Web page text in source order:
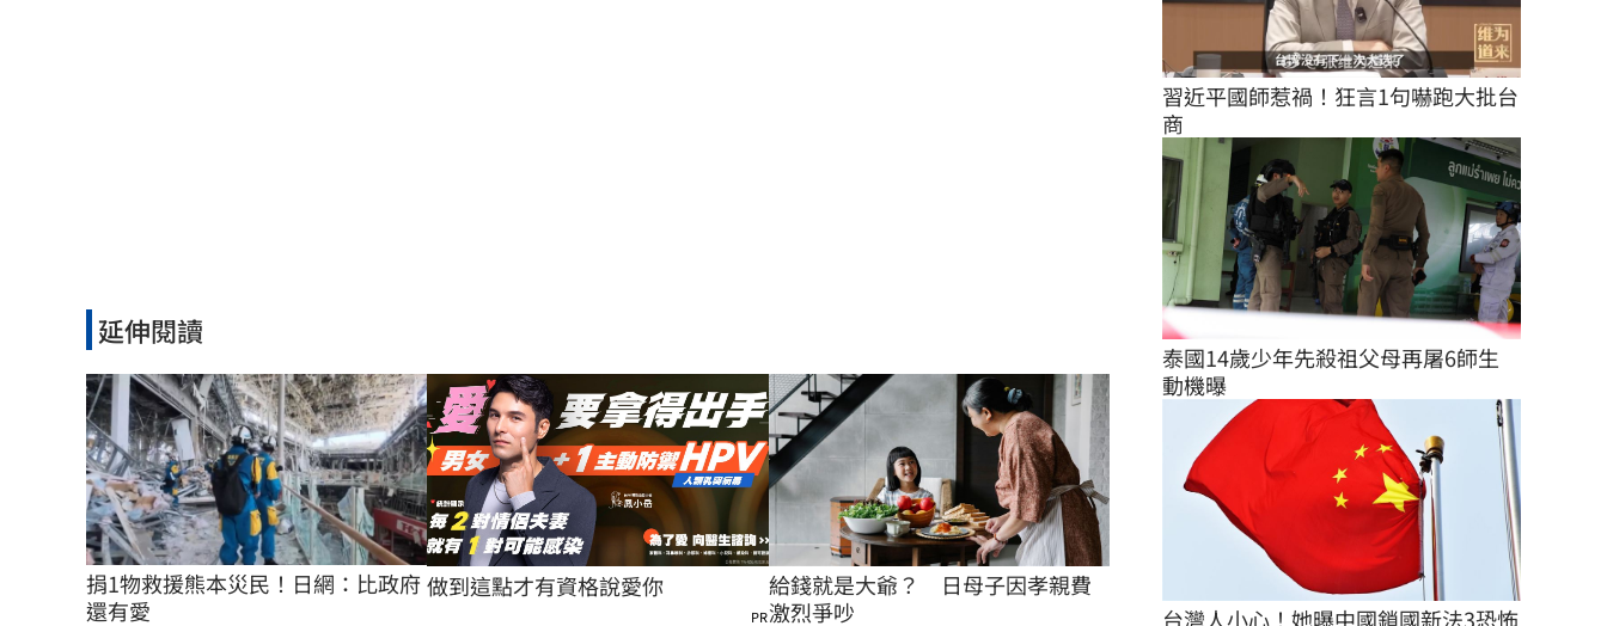
延伸閱讀
捐1物救援熊本災民！日網：比政府
還有愛
做到這點才有資格說愛你
PR
給錢就是大爺？　日母子因孝親費
激烈爭吵
習近平國師惹禍！狂言1句嚇跑大批台
商
泰國14歲少年先殺祖父母再屠6師生
動機曝
台灣人小心！她曝中國鎖國新法3恐怖